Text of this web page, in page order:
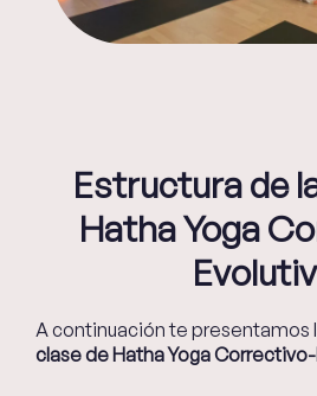
Estructura de
Hatha Yoga
A continuación te presentamos
clase de Hatha Yoga